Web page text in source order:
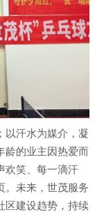
以汗水为媒介，凝
龄的业主因热爱而
欢笑、每一滴汗
。未来，世茂服务
区建设趋势，持续